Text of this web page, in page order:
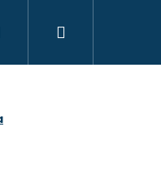
Xenónové
Prihlásenie